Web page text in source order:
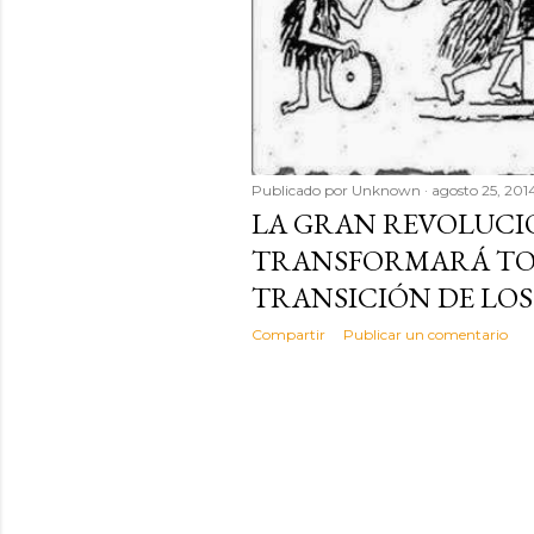
a
Publicado por Unknown agosto 25,
LA GRAN
TRANSFORMARÁ
TRANSICIÓN DE LOS
Compartir Publicar un comentario